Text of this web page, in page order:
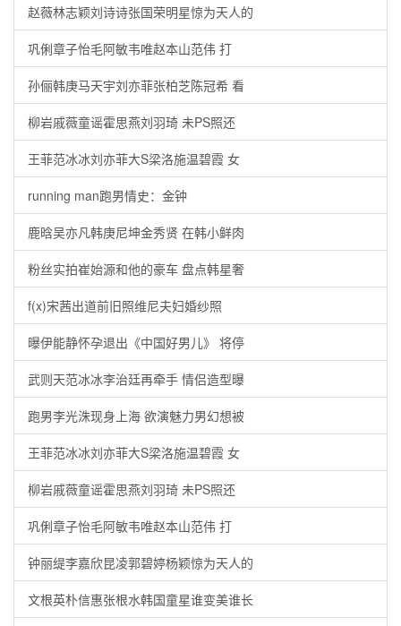
赵薇林志颖刘诗诗张国荣明星惊为天人的
巩俐章子怡毛阿敏韦唯赵本山范伟 打
孙俪韩庚马天宇刘亦菲张柏芝陈冠希 看
柳岩戚薇童谣霍思燕刘羽琦 未PS照还
王菲范冰冰刘亦菲大S梁洛施温碧霞 女
running man跑男情史：金钟
鹿晗吴亦凡韩庚尼坤金秀贤 在韩小鲜肉
粉丝实拍崔始源和他的豪车 盘点韩星奢
f(x)宋茜出道前旧照维尼夫妇婚纱照
曝伊能静怀孕退出《中国好男儿》 将停
武则天范冰冰李治廷再牵手 情侣造型曝
跑男李光洙现身上海 欲演魅力男幻想被
王菲范冰冰刘亦菲大S梁洛施温碧霞 女
柳岩戚薇童谣霍思燕刘羽琦 未PS照还
巩俐章子怡毛阿敏韦唯赵本山范伟 打
钟丽缇李嘉欣昆凌郭碧婷杨颖惊为天人的
文根英朴信惠张根水韩国童星谁变美谁长